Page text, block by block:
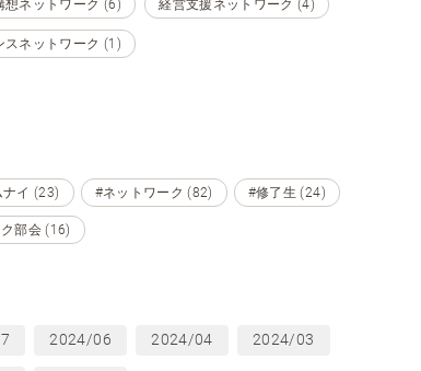
想ネットワーク (6) 経営支援ネットワーク (4)
スネットワーク (1)
ナイ (23) #ネットワーク (82) #修了生 (24)
部会 (16)
2024/06 2024/04 2024/03